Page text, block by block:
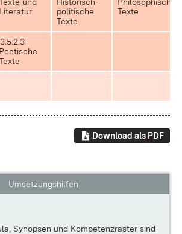
Literatur
politische
Texte
Texte
3.5.2.3
Poetische
Download als PDF
Umsetzungshilfen
Synopsen und Kompetenzraster sind